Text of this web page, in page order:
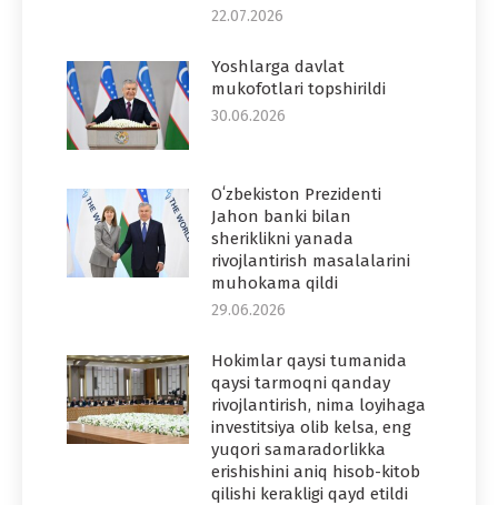
22.07.2026
Yoshlarga davlat
mukofotlari topshirildi
30.06.2026
Oʻzbekiston Prezidenti
Jahon banki bilan
sheriklikni yanada
rivojlantirish masalalarini
muhokama qildi
29.06.2026
Hokimlar qaysi tumanida
qaysi tarmoqni qanday
rivojlantirish, nima loyihaga
investitsiya olib kelsa, eng
yuqori samaradorlikka
erishishini aniq hisob-kitob
qilishi kerakligi qayd etildi